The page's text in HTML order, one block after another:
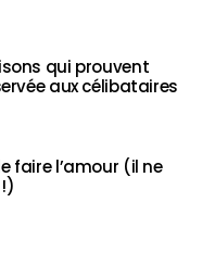
qui prouvent
aux célibataires
faire l’amour (il ne